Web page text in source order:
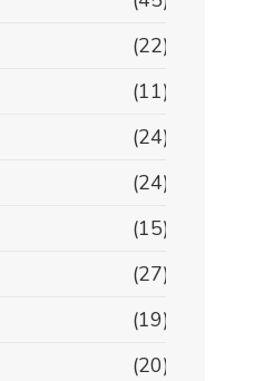
(22)
(11)
(24)
(24)
(15)
(27)
(19)
(20)